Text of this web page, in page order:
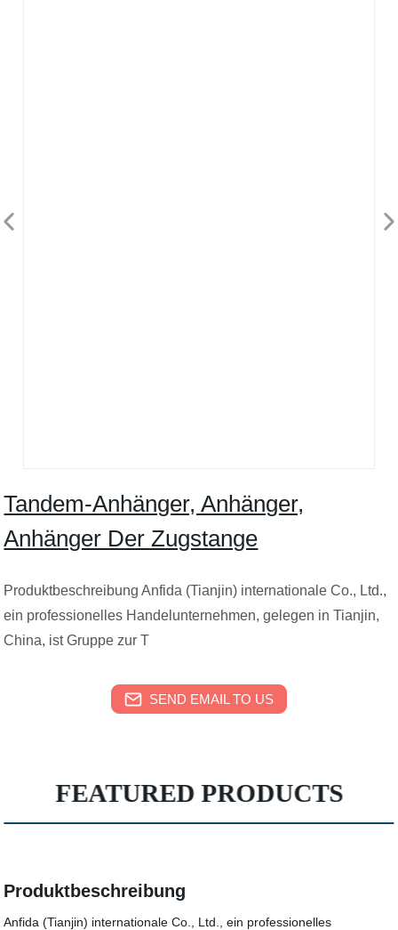
Tandem-Anhänger, Anhänger,
Anhänger Der Zugstange
Produktbeschreibung Anfida (Tianjin) internationale Co., Ltd.,
ein professionelles Handelunternehmen, gelegen in Tianjin,
China, ist Gruppe zur T
SEND EMAIL TO US
FEATURED PRODUCTS
Produktbeschreibung
Anfida (Tianjin) internationale Co., Ltd., ein professionelles